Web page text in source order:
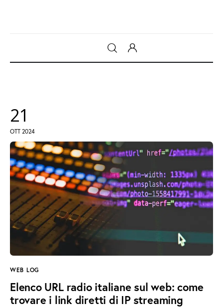
Intrattenimento
Web Log
instagramm
x
21
OTT 2024
WEB LOG
Elenco URL radio italiane sul web: come
trovare i link diretti di IP streaming